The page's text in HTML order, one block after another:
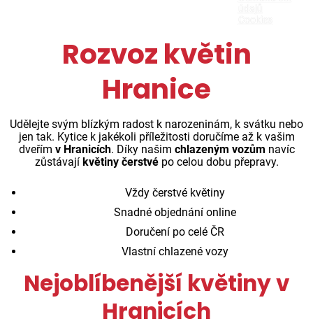
Rozvoz květin
Hranice
Udělejte svým blízkým radost k narozeninám, k svátku nebo
jen tak. Kytice k jakékoli příležitosti doručíme až k vašim
dveřím v Hranicích. Díky našim chlazeným vozům navíc
zůstávají květiny čerstvépo celou dobu přepravy.
Vždy čerstvé květiny
Snadné objednání online
Doručení po celé ČR
Vlastní chlazené vozy
Nejoblíbenější květiny v
Hranicích